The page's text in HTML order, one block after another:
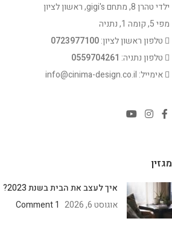
ילדי טהרן 8, מתחם gigi's, ראשון לציון
מפי 5, קומה 1, נתניה
טלפון ראשון לציון:0723977100
טלפון נתניה: 0559704261
אימייל: info@cinima-design.co.il
מגזין
איך לעצב את הבית בשנת 2023?
אוגוסט 6, 2026
1 Comment